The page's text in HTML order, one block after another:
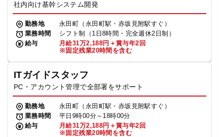
社内向け基幹システム開発
勤務地
永田町（永田町駅・赤坂見附駅すぐ）
業務時間
シフト制（1日8時間・完全週休2日制）
給与
月給31万2,188円＋賞与年2回
※固定残業20時間を含む
ITガイドスタッフ
PC・アカウント管理で全部署をサポート
勤務地
永田町（永田町駅・赤坂見附駅すぐ）
業務時間
平日9時00分～18時00分
給与
月給31万2,188円＋賞与年2回
※固定残業20時間を含む